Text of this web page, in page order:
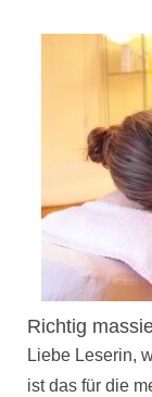
Richtig
Liebe Leserin,
ist das für die